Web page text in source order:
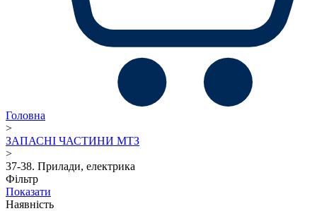
Головна
>
ЗАПАСНІ ЧАСТИНИ МТЗ
>
37-38. Прилади, електрика
Фільтр
Показати
Наявність